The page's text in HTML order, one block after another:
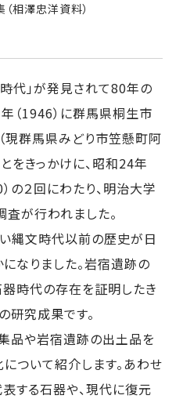
相澤忠洋資料）
代」が発見されて80年の
（1946）に群馬県桐生市
現群馬県みどり市笠懸町阿
をきっかけに、昭和24年
の２回にわたり、明治大学
が行われました。
縄文時代以前の歴史が日
なりました。岩宿遺跡の
時代の存在を証明したき
究成果です。
品や岩宿遺跡の出土品を
ついて紹介します。あわせ
する石器や、現代に復元